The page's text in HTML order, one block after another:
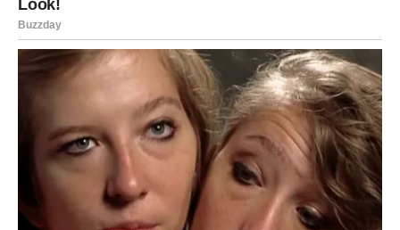
Lavovi u vezi mogli bi imati ozbiljan razgovor sa
partnerom. Sve ono što se dugo gurilo pod tepih sada
izlazi na površinu.
Nemojte se plašiti promena. Nekad srce mora da se slomi
da bi se ponovo sastavilo jače nego ikada.
Devica